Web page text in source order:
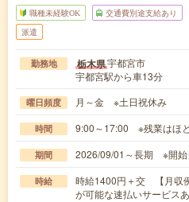
職種未経験OK 交通費別途支給あり
派遣
勤務地 栃木県宇都宮市
宇都宮駅から車13分
曜日頻度 月～金 ※土日祝休み
時間 9:00～17:00 ※残業はほと
期間 2026/09/01～長期 ※開始
時給
時給1400円＋交 【月収
が可能な速払いサービス